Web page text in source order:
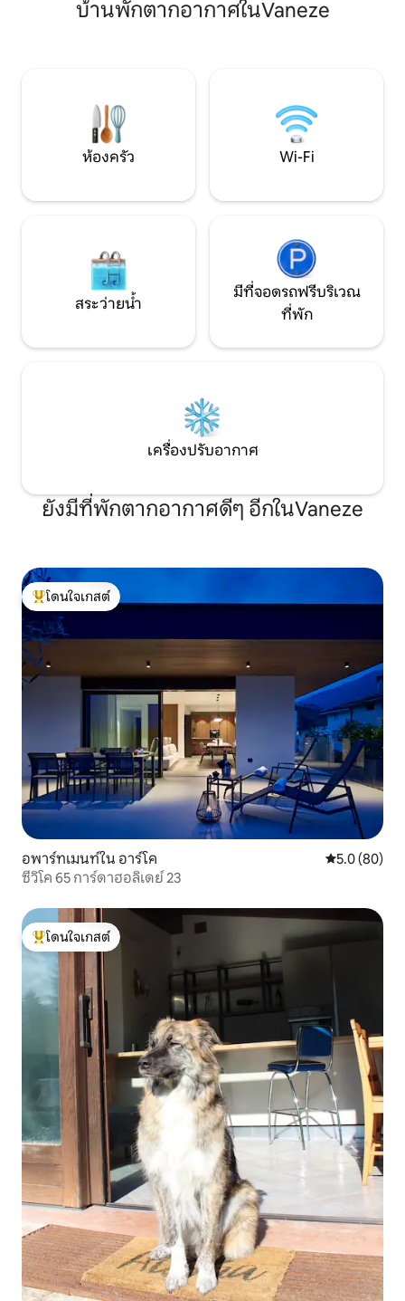
จากที่นี่ คุณสามารถเยี่ยมชมเมืองเทรนโต,
และกระเป๋าสตางค์สำหรับการชาร์จรถยนต์
อยู่ห่างออกไป 5 น
NIN:
บ้านพักตากอากาศในVaneze
ห้องครัว Wi-Fi
สระว่ายน้ำ
มีที่จอดรถฟรีบริเวณ
ที่พัก
เครื่องปรับอากาศ
ยังมีที่พักตากอากาศดีๆ อีกในVaneze
โดนใจเกสต์ที่สุด
โดนใจเกสต์
อพาร์ทเมนท์ใน อาร์โค คะแนนเฉลี่ย
5.0 (80)
ซีวิโค 65 การ์ดาฮอลิเดย์ 23
โดนใจเกสต์ที่สุด
โดนใจเกสต์